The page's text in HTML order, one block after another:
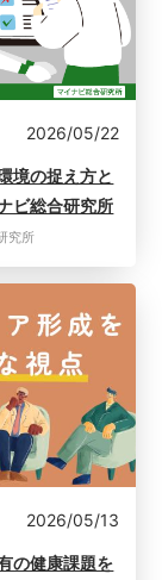
2026/05/22
境の捉え方と
ビ総合研究所
究所
2026/05/13
の健康課題を